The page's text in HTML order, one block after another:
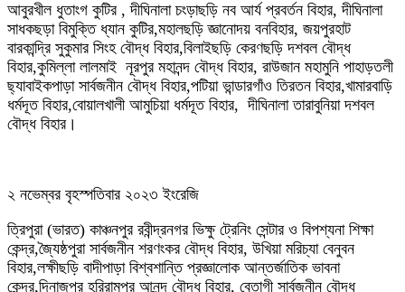
আবুরখীল ধুতাংগ কুটির , দীঘিনালা চংড়াছড়ি নব আর্য প্রবর্তন বিহার, দীঘিনালা
সাধকছড়া বিমুক্তি ধ্যান কুটির,মহালছড়ি জ্ঞানোদয় বনবিহার, জয়পুরহাট
বারকান্দ্রি সুকুমার সিংহ বৌদ্ধ বিহার,বিলাইছড়ি কেরণছড়ি দশবল বৌদ্ধ
বিহার,কুমিল্লা লালমাই নূরপুর মহানন্দ বৌদ্ধ বিহার, রাউজান মহামুনি পাহাড়তলী
ছ্যাবাইকপাড়া সার্বজনীন বৌদ্ধ বিহার,পটিয়া ভান্ডারগাঁও তিরতন বিহার,খামারবাড়ি
ধর্মদূত বিহার,বোয়ালখালী আমুচিয়া ধর্মদূত বিহার, দীঘিনালা তারাবুনিয়া দশবল
বৌদ্ধ বিহার।
২ নভেম্বর বৃহস্পতিবার ২০২৩ ইংরেজি
ত্রিপুরা (ভারত) কাঞ্চনপুর রবীন্দ্রনগর ভিক্ষু ট্রেনিং সেন্টার ও বিপশ্যনা শিক্ষা
কেন্দ্র,জ্যৈষ্ঠপুরা সার্বজনীন শরণংকর বৌদ্ধ বিহার, উখিয়া মরিচ্যা বেনুবন
বিহার,লক্ষীছড়ি বাদীপাড়া বিশ্বশান্তি প্রজ্ঞালোক আন্তর্জাতিক ভাবনা
কেন্দ্র,দিনাজপুর হরিরামপুর আনন্দ বৌদ্ধ বিহার, বেতাগী সার্বজনীন বৌদ্ধ